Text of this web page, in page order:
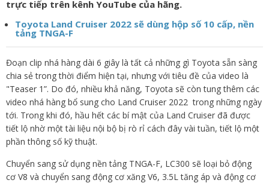
trực tiếp trên kênh YouTube của hãng.
Toyota Land Cruiser 2022 sẽ dùng hộp số 10 cấp, nền
tảng TNGA-F
Đoạn clip nhá hàng dài 6 giây là tất cả những gì Toyota sẵn sàng
chia sẻ trong thời điểm hiện tại, nhưng với tiêu đề của video là
"Teaser 1”. Do đó, nhiều khả năng, Toyota sẽ còn tung thêm các
video nhá hàng bổ sung cho Land Cruiser 2022 trong những ngày
tới. Trong khi đó, hầu hết các bí mật của Land Cruiser đã được
tiết lộ nhờ một tài liệu nội bộ bị rò rỉ cách đây vài tuần, tiết lộ một
phần thông số kỹ thuật.
Chuyển sang sử dụng nền tảng TNGA-F, LC300 sẽ loại bỏ động
cơ V8 và chuyển sang động cơ xăng V6, 3.5L tăng áp và động cơ